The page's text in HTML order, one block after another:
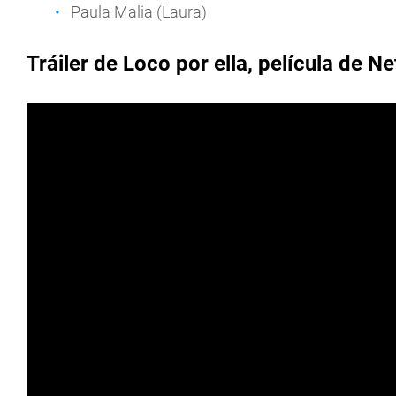
Paula Malia (Laura)
Tráiler de Loco por ella, película de